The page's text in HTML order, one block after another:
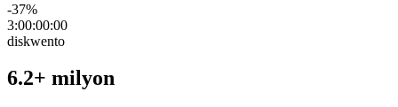
-37%
3:00:00:00
diskwento
6.2+ milyon